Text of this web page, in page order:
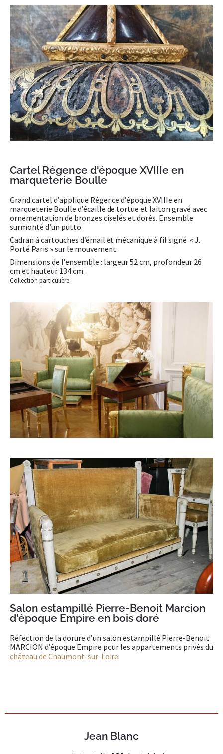
Cartel Régence d'époque XVIIIe en
marqueterie Boulle
Grand cartel d’applique Régence d’époque XVIIIe en
marqueterie Boulle d’écaille de tortue et laiton gravé avec
ornementation de bronzes ciselés et dorés. Ensemble
surmonté d’un putto.
Cadran à cartouches d’émail et mécanique à fil signé « J.
Porté Paris » sur le mouvement.
Dimensions de l’ensemble : largeur 52 cm, profondeur 26
cm et hauteur 134 cm.
Collection particulière
Salon estampillé Pierre-Benoit Marcion
d'époque Empire en bois doré
Réfection de la dorure d’un salon estampillé Pierre-Benoit
MARCION d’époque Empire pour les appartements privés du
château de Chaumont-sur-Loire.
Jean Blanc